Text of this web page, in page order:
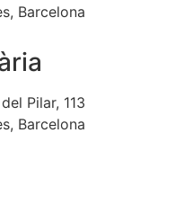
Barcelona
Pilar, 113
Barcelona